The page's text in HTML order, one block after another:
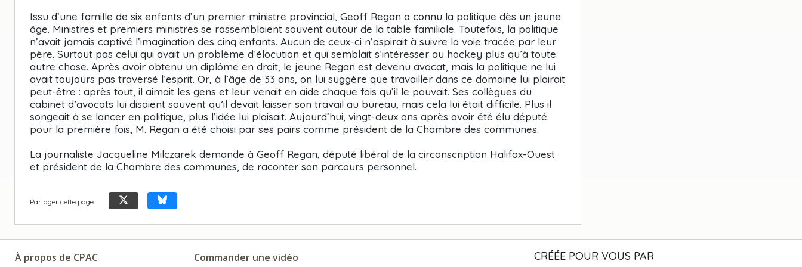
Issu d’une famille de six enfants d’un premier ministre provincial, Geoff Regan a connu la politique dès un jeune
âge. Ministres et premiers ministres se rassemblaient souvent autour de la table familiale. Toutefois, la politique
n’avait jamais captivé l’imagination des cinq enfants. Aucun de ceux-ci n’aspirait à suivre la voie tracée par leur
père. Surtout pas celui qui avait un problème d’élocution et qui semblait s’intéresser au hockey plus qu’à toute
autre chose. Après avoir obtenu un diplôme en droit, le jeune Regan est devenu avocat, mais la politique ne lui
avait toujours pas traversé l’esprit. Or, à l’âge de 33 ans, on lui suggère que travailler dans ce domaine lui plairait
peut-être : après tout, il aimait les gens et leur venait en aide chaque fois qu’il le pouvait. Ses collègues du
cabinet d’avocats lui disaient souvent qu’il devait laisser son travail au bureau, mais cela lui était difficile. Plus il
songeait à se lancer en politique, plus l’idée lui plaisait. Aujourd’hui, vingt-deux ans après avoir été élu député
pour la première fois, M. Regan a été choisi par ses pairs comme président de la Chambre des communes.
La journaliste Jacqueline Milczarek demande à Geoff Regan, député libéral de la circonscription Halifax-Ouest
et président de la Chambre des communes, de raconter son parcours personnel.
Partager cette page
À propos de CPAC Commander une vidéo CRÉÉE POUR VOUS PAR